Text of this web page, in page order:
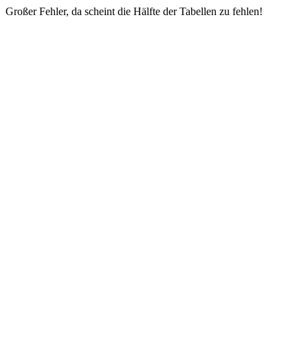
Großer Fehler, da scheint die Hälfte der Tabellen zu fehlen!